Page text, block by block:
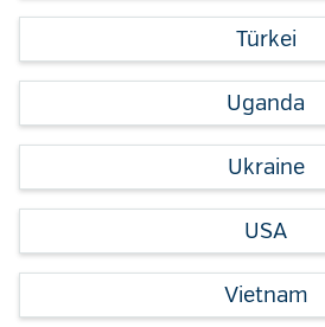
Türkei
Uganda
Ukraine
USA
Vietnam